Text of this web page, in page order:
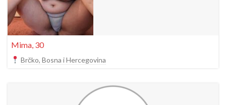
Mima, 30
Brčko, Bosna i Hercegovina